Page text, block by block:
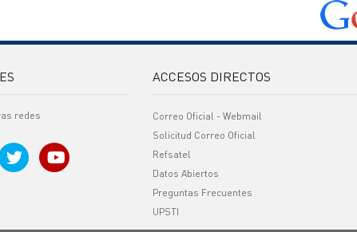
redes
ACCESOS DIRECTOS
Correo Oficial - Webmail
Solicitud Correo Oficial
Refsatel
Datos Abiertos
Preguntas Frecuentes
UPSTI